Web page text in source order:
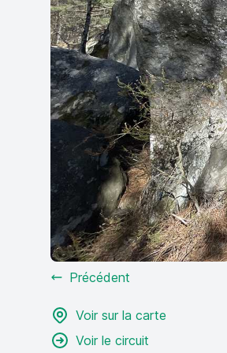
Précédent
Voir sur la carte
Voir le circuit